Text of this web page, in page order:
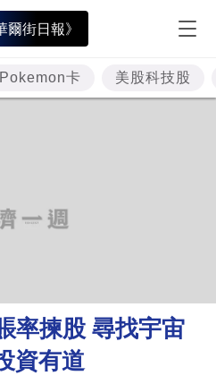
爾街日報》
Pokemon卡 美股科技股
率揀股 尋找宇宙
資有道